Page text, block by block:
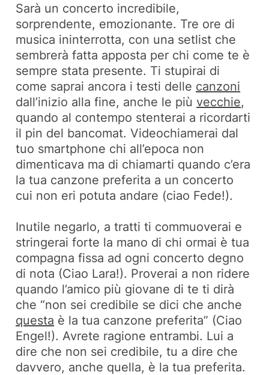
Sarà un concerto incredibile,
sorprendente, emozionante. Tre ore di
musica ininterrotta, con una setlist che
sembrerà fatta apposta per chi come te è
sempre stata presente. Ti stupirai di
come saprai ancora i testi delle canzoni
dall’inizio alla fine, anche le piùvecchie,
quando al contempo stenterai a ricordarti
il pin del bancomat. Videochiamerai dal
tuo smartphone chi all’epoca non
dimenticava ma di chiamarti quando c’era
la tua canzone preferita a un concerto
cui non eri potuta andare (ciao Fede!).
Inutile negarlo, a tratti ti commuoverai e
stringerai forte la mano di chi ormai è tua
compagna fissa ad ogni concerto degno
di nota (Ciao Lara!). Proverai a non ridere
quando l’amico più giovane di te ti dirà
che “non sei credibile se dici che anche
questa è la tua canzone preferita” (Ciao
Engel!). Avrete ragione entrambi. Lui a
dire che non sei credibile, tu a dire che
davvero, anche quella, è la tua preferita.